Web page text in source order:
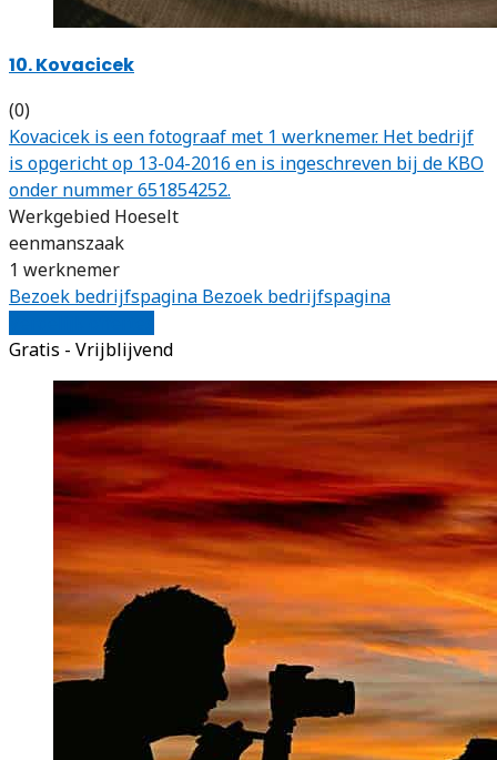
10. Kovacicek
(0)
Kovacicek is een fotograaf met 1 werknemer. Het bedrijf
is opgericht op 13-04-2016 en is ingeschreven bij de KBO
onder nummer 651854252.
Werkgebied Hoeselt
eenmanszaak
1 werknemer
Bezoek bedrijfspagina Bezoek bedrijfspagina
Gratis - Vrijblijvend